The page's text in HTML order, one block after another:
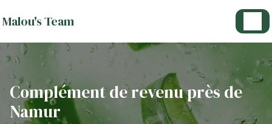
Malou's Team
Complément de revenu près de
Namur